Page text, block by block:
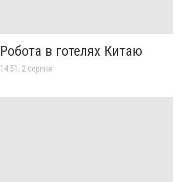
Робота в готелях Китаю
14:51, 2 серпня